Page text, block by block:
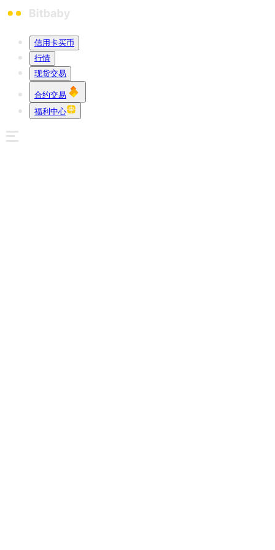
信用卡买币
行情
现货交易
合约交易
福利中心